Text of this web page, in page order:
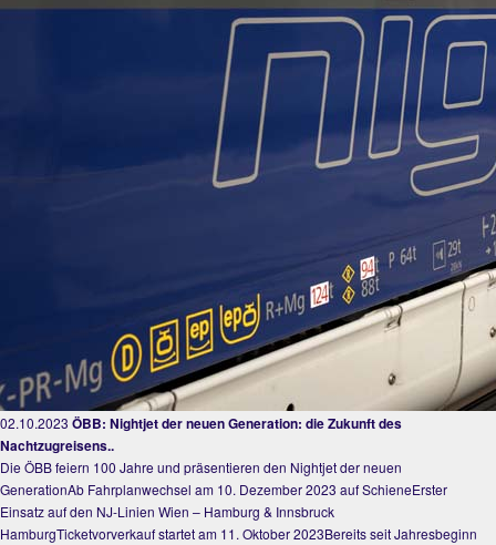
02.10.2023 ÖBB: Nightjet der neuen Generation: die Zukunft des
Nachtzugreisens..
Die ÖBB feiern 100 Jahre und präsentieren den Nightjet der neuen
GenerationAb Fahrplanwechsel am 10. Dezember 2023 auf SchieneErster
Einsatz auf den NJ-Linien Wien – Hamburg & Innsbruck
HamburgTicketvorverkauf startet am 11. Oktober 2023Bereits seit Jahresbeginn